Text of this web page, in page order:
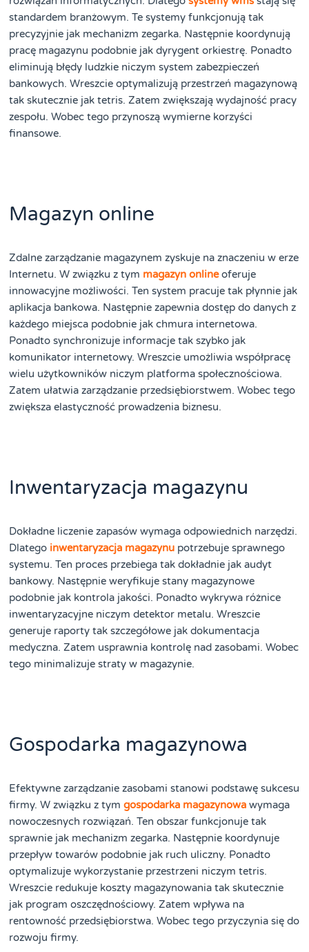
standardem branżowym. Te systemy funkcjonują tak
precyzyjnie jak mechanizm zegarka. Następnie koordynują
pracę magazynu podobnie jak dyrygent orkiestrę. Ponadto
eliminują błędy ludzkie niczym system zabezpieczeń
bankowych. Wreszcie optymalizują przestrzeń magazynową
tak skutecznie jak tetris. Zatem zwiększają wydajność pracy
zespołu. Wobec tego przynoszą wymierne korzyści
finansowe.
Magazyn online
Zdalne zarządzanie magazynem zyskuje na znaczeniu w erze
Internetu. W związku z tym magazyn onlineoferuje
innowacyjne możliwości. Ten system pracuje tak płynnie jak
aplikacja bankowa. Następnie zapewnia dostęp do danych z
każdego miejsca podobnie jak chmura internetowa.
Ponadto synchronizuje informacje tak szybko jak
komunikator internetowy. Wreszcie umożliwia współpracę
wielu użytkowników niczym platforma społecznościowa.
Zatem ułatwia zarządzanie przedsiębiorstwem. Wobec tego
zwiększa elastyczność prowadzenia biznesu.
Inwentaryzacja magazynu
Dokładne liczenie zapasów wymaga odpowiednich narzędzi.
Dlatego inwentaryzacja magazynu potrzebuje sprawnego
systemu. Ten proces przebiega tak dokładnie jak audyt
bankowy. Następnie weryfikuje stany magazynowe
podobnie jak kontrola jakości. Ponadto wykrywa różnice
inwentaryzacyjne niczym detektor metalu. Wreszcie
generuje raporty tak szczegółowe jak dokumentacja
medyczna. Zatem usprawnia kontrolę nad zasobami. Wobec
tego minimalizuje straty w magazynie.
Gospodarka magazynowa
Efektywne zarządzanie zasobami stanowi podstawę sukcesu
firmy. W związku z tymgospodarka magazynowa wymaga
nowoczesnych rozwiązań. Ten obszar funkcjonuje tak
sprawnie jak mechanizm zegarka. Następnie koordynuje
przepływ towarów podobnie jak ruch uliczny. Ponadto
optymalizuje wykorzystanie przestrzeni niczym tetris.
Wreszcie redukuje koszty magazynowania tak skutecznie
jak program oszczędnościowy. Zatem wpływa na
rentowność przedsiębiorstwa. Wobec tego przyczynia się do
rozwoju firmy.